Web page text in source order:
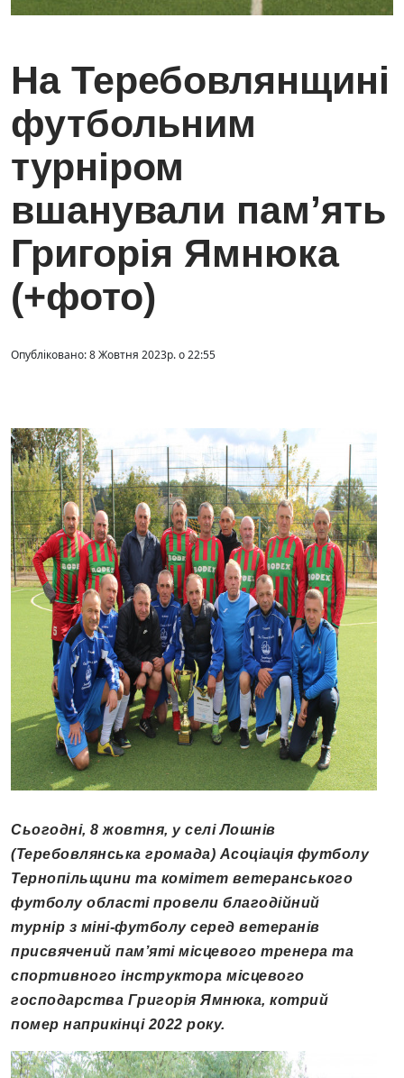
На Теребовлянщині
футбольним
турніром
вшанували пам’ять
Григорія Ямнюка
(+фото)
Опубліковано: 8 Жовтня 2023р. о 22:55
Сьогодні, 8 жовтня, у селі Лошнів
(Теребовлянська громада) Асоціація футболу
Тернопільщини та комітет ветеранського
футболу області провели благодійний
турнір з міні-футболу серед ветеранів
присвячений пам’яті місцевого тренера та
спортивного інструктора місцевого
господарства Григорія Ямнюка, котрий
помер наприкінці 2022 року.